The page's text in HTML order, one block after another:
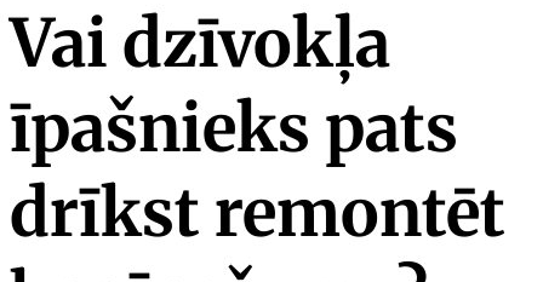
Vai dzīvokļa
īpašnieks pats
drīkst remontēt